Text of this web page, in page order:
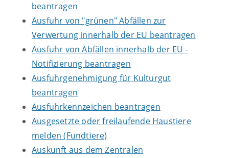
beantragen
Ausfuhr von "grünen" Abfällen zur
Verwertung innerhalb der EU beantragen
Ausfuhr von Abfällen innerhalb der EU -
Notifizierung beantragen
Ausfuhrgenehmigung für Kulturgut
beantragen
Ausfuhrkennzeichen beantragen
Ausgesetzte oder freilaufende Haustiere
melden (Fundtiere)
Auskunft aus dem Zentralen